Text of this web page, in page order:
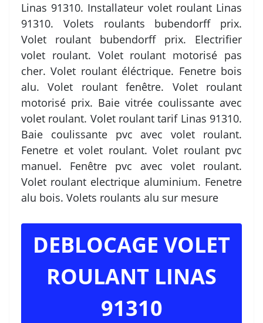
Linas 91310. Installateur volet roulant Linas
91310. Volets roulants bubendorff prix.
Volet roulant bubendorff prix. Electrifier
volet roulant. Volet roulant motorisé pas
cher. Volet roulant éléctrique. Fenetre bois
alu. Volet roulant fenêtre. Volet roulant
motorisé prix. Baie vitrée coulissante avec
volet roulant. Volet roulant tarif Linas 91310.
Baie coulissante pvc avec volet roulant.
Fenetre et volet roulant. Volet roulant pvc
manuel. Fenêtre pvc avec volet roulant.
Volet roulant electrique aluminium. Fenetre
alu bois. Volets roulants alu sur mesure
DEBLOCAGE VOLET
ROULANT LINAS
91310